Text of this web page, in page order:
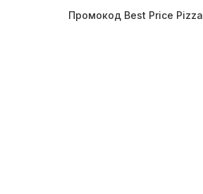
Промокод Best Price Pizza